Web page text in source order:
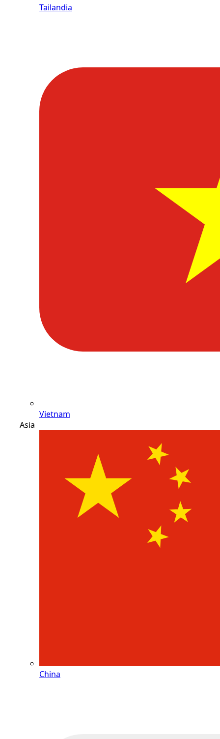
Tailandia
Vietnam
Asia
China